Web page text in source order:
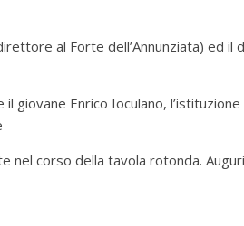
al Forte dell’Annunziata) ed il
giovane Enrico Ioculano, l’istituzione
corso della tavola rotonda.